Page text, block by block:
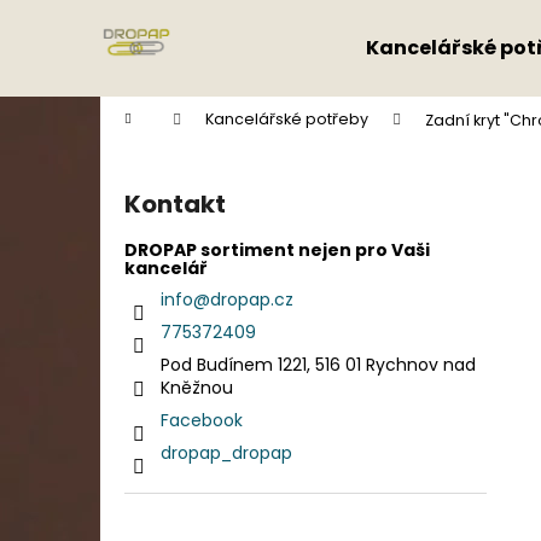
Kancelářské
Domů Kancelářské potřeby Zadní kryt
Kontakt
DROPAP sortiment nejen pro Vaši
kancelář
info@dropap.cz
775372409
Pod Budínem 1221, 516 01 Rychnov nad
Kněžnou
Facebook
dropap_dropap
í
Zpět
do
Zpět
do